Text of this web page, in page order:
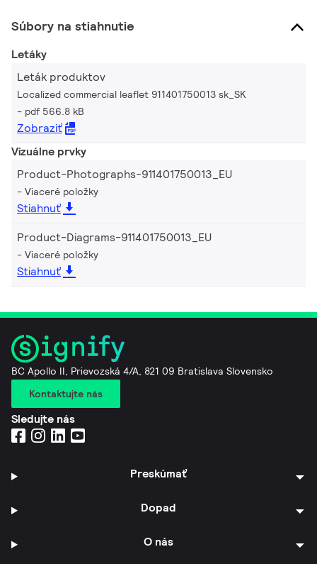
Súbory na stiahnutie
Letáky
Leták produktov
Localized commercial leaflet 911401750013 sk_SK
pdf 566.8 kB
Zobraziť
Vizuálne prvky
Product-Photographs-911401750013_EU
Viaceré položky
Stiahnuť
Product-Diagrams-911401750013_EU
Viaceré položky
Stiahnuť
BC Apollo II, Prievozská 4/A, 821 09 Bratislava Slovensko
Kontaktujte nás
Sledujte nás
Preskúmať
Dopad
O nás